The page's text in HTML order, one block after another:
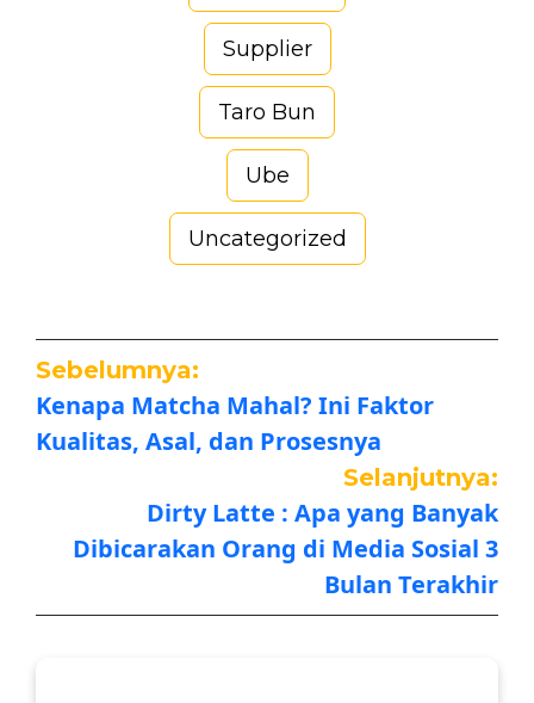
Supplier
Taro Bun
Ube
Uncategorized
Sebelumnya:
Kenapa Matcha Mahal? Ini Faktor
Kualitas, Asal, dan Prosesnya
Selanjutnya:
Dirty Latte : Apa yang Banyak
Dibicarakan Orang di Media Sosial 3
Bulan Terakhir